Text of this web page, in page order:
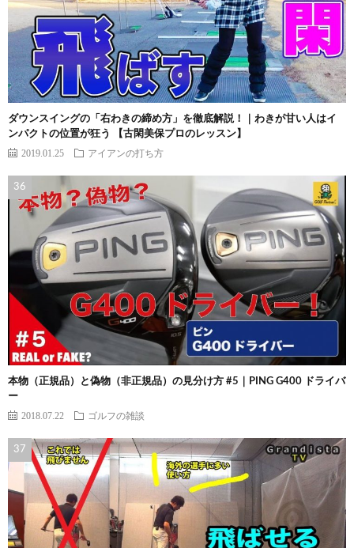
ダウンスイングの「右わきの締め方」を徹底解説！｜わきが甘い人はイ
ンパクトの位置が狂う 【古閑美保プロのレッスン】
2019.01.25 アイアンの打ち方
本物（正規品）と偽物（非正規品）の見分け方 #5｜PING G400 ドライバ
ー
2018.07.22 ゴルフの雑談